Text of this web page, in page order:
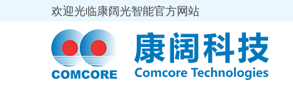
欢迎光临康阔光智能官方网站